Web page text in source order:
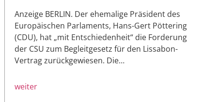
Anzeige BERLIN. Der ehemalige Präsident des
Europäischen Parlaments, Hans-Gert Pöttering
(CDU), hat „mit Entschiedenheit“ die Forderung
der CSU zum Begleitgesetz für den Lissabon-
Vertrag zurückgewiesen. Die…
weiter